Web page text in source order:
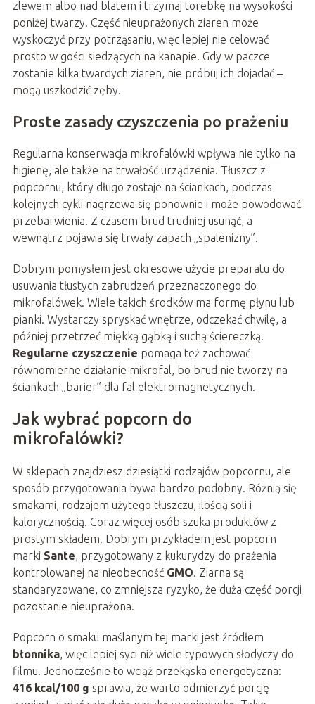
zlewem albo nad blatem i trzymaj torebkę na wysokości
poniżej twarzy. Część nieuprażonych ziaren może
wyskoczyć przy potrząsaniu, więc lepiej nie celować
prosto w gości siedzących na kanapie. Gdy w paczce
zostanie kilka twardych ziaren, nie próbuj ich dojadać –
mogą uszkodzić zęby.
Proste zasady czyszczenia po prażeniu
Regularna konserwacja mikrofalówki wpływa nie tylko na
higienę, ale także na trwałość urządzenia. Tłuszcz z
popcornu, który długo zostaje na ściankach, podczas
kolejnych cykli nagrzewa się ponownie i może powodować
przebarwienia. Z czasem brud trudniej usunąć, a
wewnątrz pojawia się trwały zapach „spalenizny”.
Dobrym pomysłem jest okresowe użycie preparatu do
usuwania tłustych zabrudzeń przeznaczonego do
mikrofalówek. Wiele takich środków ma formę płynu lub
pianki. Wystarczy spryskać wnętrze, odczekać chwilę, a
później przetrzeć miękką gąbką i suchą ściereczką.
Regularne czyszczenie pomaga też zachować
równomierne działanie mikrofal, bo brud nie tworzy na
ściankach „barier” dla fal elektromagnetycznych.
Jak wybrać popcorn do
mikrofalówki?
W sklepach znajdziesz dziesiątki rodzajów popcornu, ale
sposób przygotowania bywa bardzo podobny. Różnią się
smakami, rodzajem użytego tłuszczu, ilością soli i
kalorycznością. Coraz więcej osób szuka produktów z
prostym składem. Dobrym przykładem jest popcorn
marki Sante, przygotowany z kukurydzy do prażenia
kontrolowanej na nieobecność GMO. Ziarna są
standaryzowane, co zmniejsza ryzyko, że duża część porcji
pozostanie nieuprażona.
Popcorn o smaku maślanym tej marki jest źródłem
błonnika, więc lepiej syci niż wiele typowych słodyczy do
filmu. Jednocześnie to wciąż przekąska energetyczna:
416 kcal/100 g sprawia, że warto odmierzyć porcję